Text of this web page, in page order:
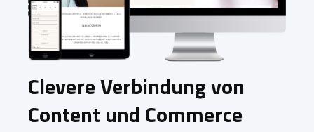
Clevere Verbindung von
Content und Commerce